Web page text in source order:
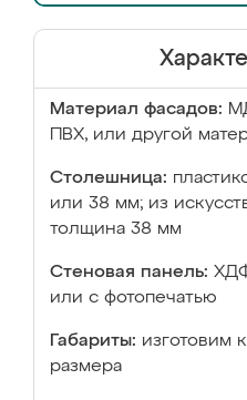
Материал фасадов:
ПВХ, или другой
Столешница:
или 38 мм; из
толщина 38 мм
Стеновая панель:
или с фотопечатью
Габариты: изготовим
размера